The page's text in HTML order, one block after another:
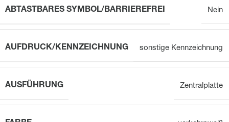
ABTASTBARES SYMBOL/BARRIEREFREI Nein
AUFDRUCK/KENNZEICHNUNG sonstige Kennzeichnung
AUSFÜHRUNG Zentralplatte